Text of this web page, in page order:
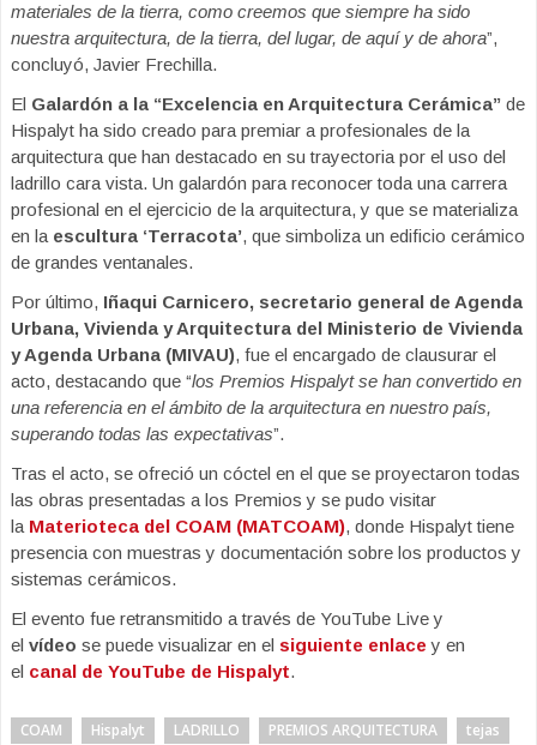
materiales de la tierra, como creemos que siempre ha sido
nuestra arquitectura, de la tierra, del lugar, de aquí y de ahora”,
concluyó, Javier Frechilla.
El Galardón a la “Excelencia en Arquitectura Cerámica” de
Hispalyt ha sido creado para premiar a profesionales de la
arquitectura que han destacado en su trayectoria por el uso del
ladrillo cara vista. Un galardón para reconocer toda una carrera
profesional en el ejercicio de la arquitectura, y que se materializa
en la escultura ‘Terracota’, que simboliza un edificio cerámico
de grandes ventanales.
Por último, Iñaqui Carnicero, secretario general de Agenda
Urbana, Vivienda y Arquitectura del Ministerio de Vivienda
y Agenda Urbana (MIVAU), fue el encargado de clausurar el
acto, destacando que “los Premios Hispalyt se han convertido en
una referencia en el ámbito de la arquitectura en nuestro país,
superando todas las expectativas”.
Tras el acto, se ofreció un cóctel en el que se proyectaron todas
las obras presentadas a los Premios y se pudo visitar
la Materioteca del COAM (MATCOAM), donde Hispalyt tiene
presencia con muestras y documentación sobre los productos y
sistemas cerámicos.
El evento fue retransmitido a través de YouTube Live y
el vídeo se puede visualizar en el siguiente enlace y en
el canal de YouTube de Hispalyt.
COAM Hispalyt LADRILLO PREMIOS ARQUITECTURA tejas